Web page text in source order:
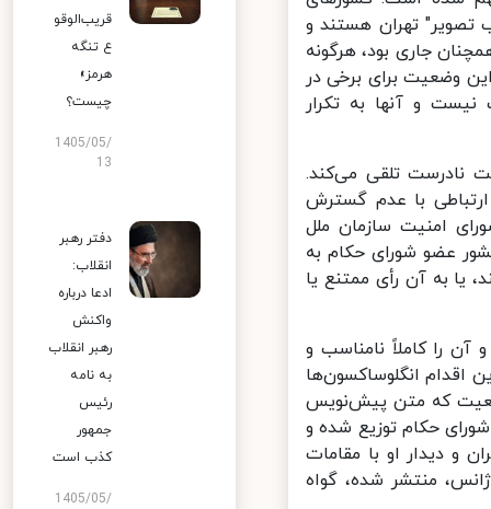
تهران هستند و
جاری بود، هرگونه
وضعیت برای برخی در
و آنها به تکرار
نادرست تلقی می‌کند.
با عدم گسترش
ندارد. با اینکه کشورهای غربی ناقض قطعنامه ۲۲۳۱ شورای امنیت سازمان ملل
این "محصول" شدند، اما در واقعیت تنها ۱۹ از ۳۵ کشور عضو شورای حکام به
به آن رأی ممتنع یا
را کاملاً نامناسب و
اقدام انگلوساکسون‌ها
که متن پیش‌نویس
حکام توزیع شده و
و دیدار او با مقامات
منتشر شده، گواه
قریب‌الوقو
ع تنگه
هرمز»
چیست؟
1405/05/
13
دفتر رهبر
انقلاب:
ادعا درباره
واکنش
رهبر انقلاب
به نامه
رئیس
جمهور
کذب است
1405/05/